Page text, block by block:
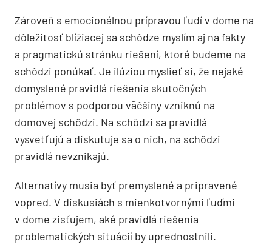
Zároveň s emocionálnou prípravou ľudí v dome na
dôležitosť blížiacej sa schôdze myslím aj na fakty
a pragmatickú stránku riešení, ktoré budeme na
schôdzi ponúkať. Je ilúziou myslieť si, že nejaké
domyslené pravidlá riešenia skutočných
problémov s podporou väčšiny vzniknú na
domovej schôdzi. Na schôdzi sa pravidlá
vysvetľujú a diskutuje sa o nich, na schôdzi
pravidlá nevznikajú.
Alternatívy musia byť premyslené a pripravené
vopred. V diskusiách s mienkotvornými ľuďmi
v dome zisťujem, aké pravidlá riešenia
problematických situácií by uprednostnili.